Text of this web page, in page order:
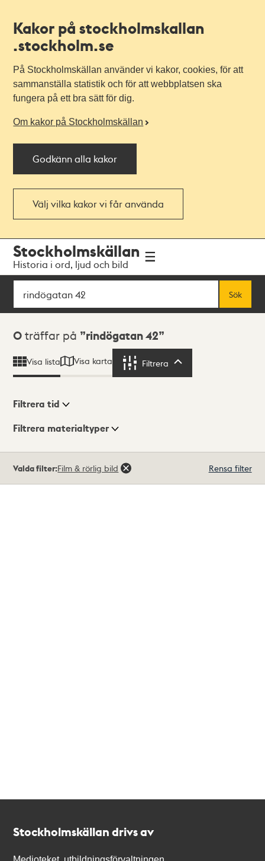
Kakor på stockholmskallan
.stockholm.se
På Stockholmskällan använder vi kakor, cookies, för att
sammanställa statistik och för att webbplatsen ska
fungera på ett bra sätt för dig.
Om kakor på Stockholmskällan
Godkänn alla kakor
Välj vilka kakor vi får använda
navigationen
huvudinnehållet
Stockholmskällan
Historia i ord, ljud och bild
Sök
Sök
Sökresultat
0 träffar på rindögatan 42
Visa lista Visa karta Filtrera
Visningsläge
Filtrera tid
Filtrera materialtyper
träffar
Valda filter:Film & rörlig bild Rensa filter
Stockholmskällan drivs av